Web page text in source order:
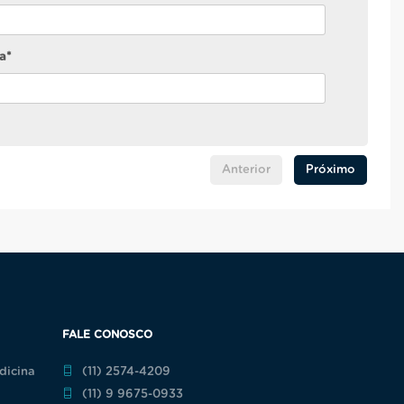
Anterior Próximo
FALE CONOSCO
(11) 2574-4209
(11) 9 9675-0933